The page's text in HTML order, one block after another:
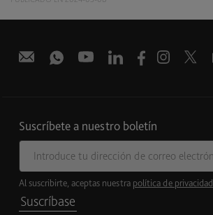
Suscríbete a nuestro boletín
Correo electrónico
Al suscribirte, aceptas nuestra política de privacidad
Suscríbase